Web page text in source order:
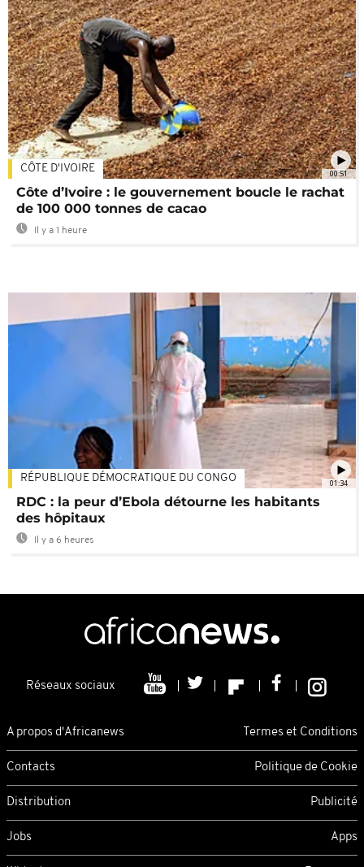
00:51
CÔTE D'IVOIRE
Côte d’Ivoire : le gouvernement boucle le rachat
de 100 000 tonnes de cacao
Il y a 1 heure
01:34
RÉPUBLIQUE DÉMOCRATIQUE DU CONGO
RDC : la peur d’Ebola détourne les habitants
des hôpitaux
Il y a 6 heures
Réseaux sociaux
A propos d'Africanews Termes et Conditions
Contacts Politique de Cookie
Distribution Publicité
Jobs Apps